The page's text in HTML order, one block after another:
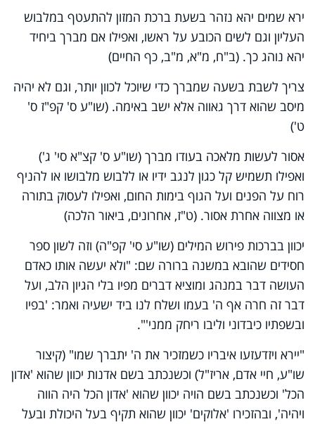
ירא שמים יהא נזהר בשעת ברכת המזון להתעטף במלבוש
העליון וגם לשים הכובע על ראשו, ואפילו אם מברך ביחיד
יהא נוהג כך. (ב"ח, מ"א, מ"ב, כף החיים)
צריך לשבת בשעה שמברך כדי שיוכל לכוון יותר, וגם לא יהיה
מיסב שהוא דרך גאווה אלא ישב באימה. (שו"ע ס' קפ"ז ס'
ט')
אסור לעשות מלאכה בעודו מברך (שו"ע ס' קצ"א סי' ג')
ואפילו תשמיש קל כגון לנגב ידיו או ללבוש מלבושו או להניף
רוח על הפנים ועל הגוף בימות החום, ואפילו לעסוק בתורה
או מצווה אחרת אסור. (ט"ז, אחרונים, ביאור הלכה)
יכוון בברכות פירוש המילים (שו"ע סי' קפ"ה) וזה לשון ספר
חסידים שהובא במשנה ברורה שם: "ולא יעשה אותו כאדם
העושה דבר במנהג ומוציא דברים מפיו בלי הגיון הלב, ועל
דבר זה חרה אף ה' בעמו ושלח לנו ביד ישעיה ואמר: 'בפיו
ובשפתיו כיבדוני וליבו ריחק ממני'".
"יירא ויזדעזעו איבריו כשמזכיר את ה' יתברך שמו" (קיצור
שו"ע, חיי אדם, אריז"ל) וכשנכתב בשם אדנות יכוון שהוא 'אדון
הכל' וכשנכתב בשם הויה יכוון שהוא 'אדון הכל היה הווה
ויהיה', ובהזכירו 'אלוקים' יכוון שהוא תקיף בעל היכולת ובעל